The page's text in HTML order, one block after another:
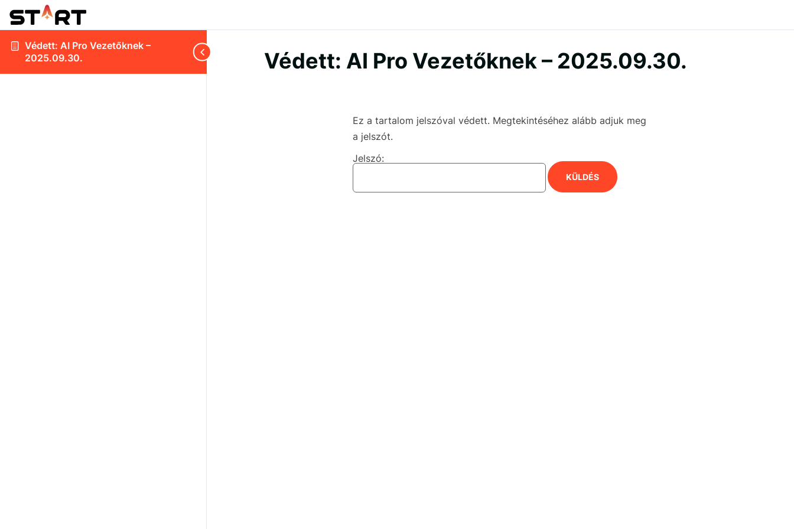
Védett: AI Pro Vezetőknek –
2025.09.30.
Védett: AI Pro Vezetőknek – 2025.09.30.
Ez a tartalom jelszóval védett. Megtekintéséhez alább adjuk meg
a jelszót.
Jelszó: